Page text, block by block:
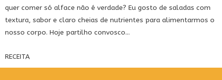
quer comer só alface não é verdade? Eu gosto de saladas com
textura, sabor e claro cheias de nutrientes para alimentarmos o
nosso corpo. Hoje partilho convosco...
RECEITA